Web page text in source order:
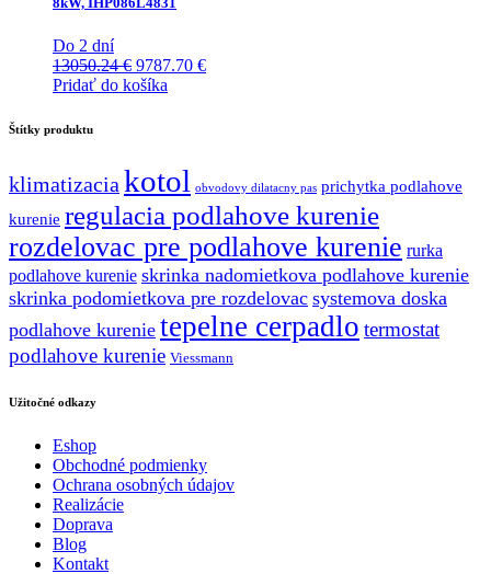
Do 2 dní
13050.24€ Pôvodná
cena
9787.70 €Aktuálna
Pridať do košíka
Štítky produktu
klimatizacia kotol obvodovy dilatacny pas prichytka podlahove
kurenie regulacia podlahove kurenie
rozdelovac pre podlahove kurenie rurka
podlahove kurenie skrinka nadomietkova podlahove kurenie
skrinka podomietkova pre rozdelovac systemova doska
podlahove kurenie tepelne cerpadlo termostat
podlahove kurenie Viessmann
Užitočné odkazy
Eshop
Obchodné podmienky
Ochrana osobných údajov
Realizácie
Doprava
Blog
Kontakt